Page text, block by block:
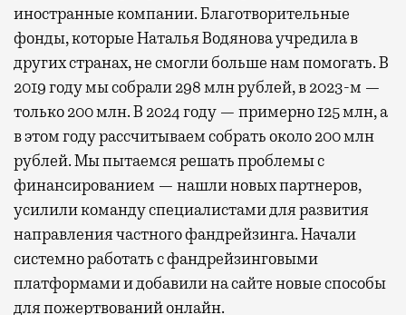
иностранные компании. Благотворительные
фонды, которые Наталья Водянова учредила в
других странах, не смогли больше нам помогать. В
2019 году мы собрали 298 млн рублей, в 2023-м —
только 200 млн. В 2024 году — примерно 125 млн, а
в этом году рассчитываем собрать около 200 млн
рублей. Мы пытаемся решать проблемы с
финансированием — нашли новых партнеров,
усилили команду специалистами для развития
направления частного фандрейзинга. Начали
системно работать с фандрейзинговыми
платформами и добавили на сайте новые способы
для пожертвований онлайн.